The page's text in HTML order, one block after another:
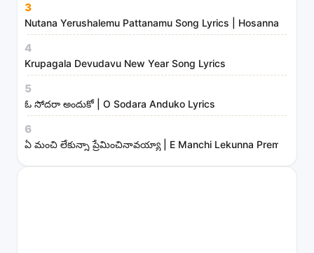
3
Nutana Yerushalemu Pattanamu Song Lyrics | Hosanna
4
Krupagala Devudavu New Year Song Lyrics
5
ఓ సోదరా అందుకో | O Sodara Anduko Lyrics
6
ఏ మంచి లేకున్నా ప్రేమించినావయ్యా | E Manchi Lekunna